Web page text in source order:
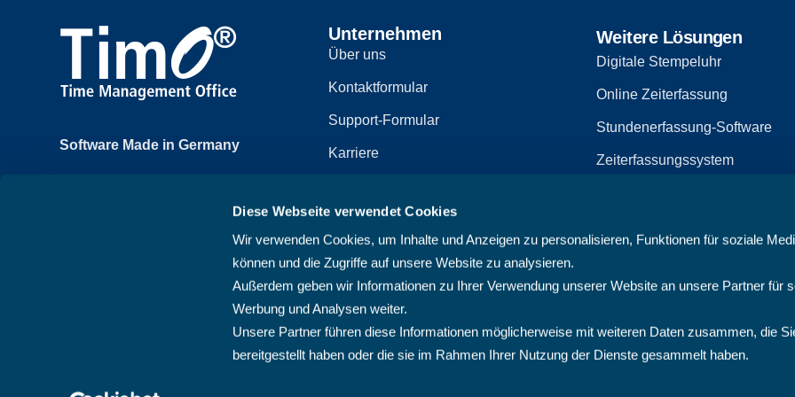
Diese Webseite verwendet Cookies
Wir verwenden Cookies, um Inhalte und Anzeigen zu personalisieren, Funktionen für soziale
können und die Zugriffe auf unsere Website zu analysieren.
Außerdem geben wir Informationen zu Ihrer Verwendung unserer Website an unsere Partner für
Werbung und Analysen weiter.
Unsere Partner führen diese Informationen möglicherweise mit weiteren Daten zusammen, die
bereitgestellt haben oder die sie im Rahmen Ihrer Nutzung der Dienste gesammelt haben.
Software Made in Germany
61250 Usingen, Deutschland
+49 6081 58600
Unternehmen
Über uns
Kontaktformular
Support-Formular
Karriere
Datenschutzerklärung
Sitemap
AGB
Weitere Lösungen
Digitale Stempeluhr
Online Zeiterfassung
Stundenerfassung-Software
Zeiterfassungssystem
PMO-Software
Cloud Projektmanagement-
Projektplanungssoftware